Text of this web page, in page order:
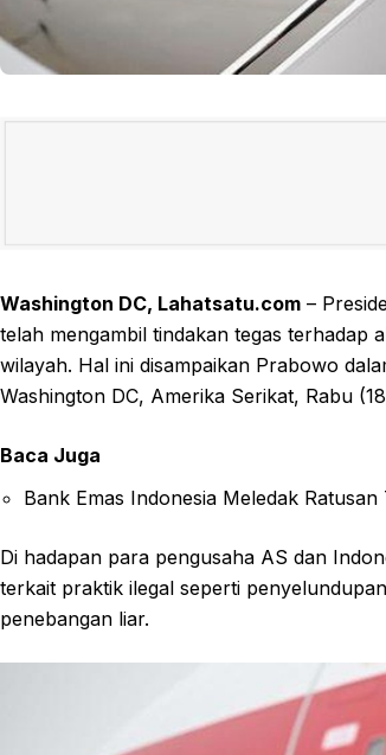
Washington DC, Lahatsatu.com –
telah mengambil tindakan tegas terhadap
wilayah. Hal ini disampaikan Prabowo
Washington DC, Amerika Serikat, Rabu
Baca Juga
Bank Emas Indonesia Meledak
Di hadapan para pengusaha AS dan
terkait praktik ilegal seperti
penebangan liar.